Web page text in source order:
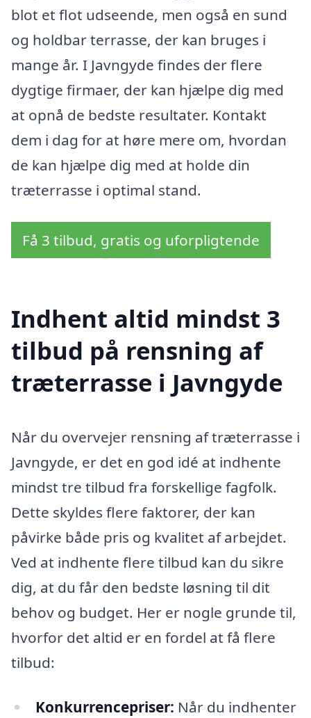
blot et flot udseende, men også en sund
og holdbar terrasse, der kan bruges i
mange år. I Javngyde findes der flere
dygtige firmaer, der kan hjælpe dig med
at opnå de bedste resultater. Kontakt
dem i dag for at høre mere om, hvordan
de kan hjælpe dig med at holde din
træterrasse i optimal stand.
Få 3 tilbud, gratis og uforpligtende
Indhent altid mindst 3
tilbud på rensning af
træterrasse i Javngyde
Når du overvejer rensning af træterrasse i
Javngyde, er det en god idé at indhente
mindst tre tilbud fra forskellige fagfolk.
Dette skyldes flere faktorer, der kan
påvirke både pris og kvalitet af arbejdet.
Ved at indhente flere tilbud kan du sikre
dig, at du får den bedste løsning til dit
behov og budget. Her er nogle grunde til,
hvorfor det altid er en fordel at få flere
tilbud:
Konkurrencepriser: Når du indhenter